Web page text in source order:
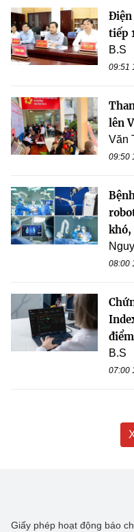
Điện
tiếp
B.S
09:51
lên
Văn
09:50
khó,
08:00
điểm
B.S
07:00
Giấy phép hoạt động báo